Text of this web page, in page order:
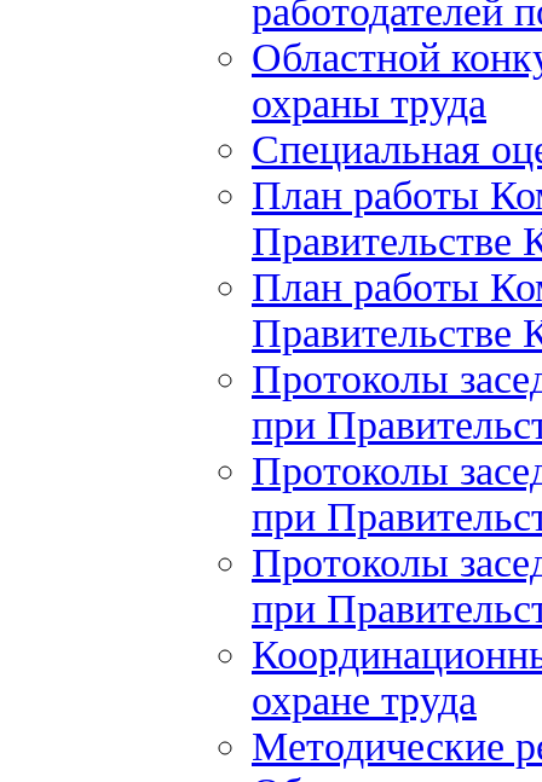
работодателей
Областной
охраны труда
Специальная
План работы
Правительстве
План работы
Правительстве
Протоколы
при
Протоколы
при
Протоколы
при
охране труда
Методические